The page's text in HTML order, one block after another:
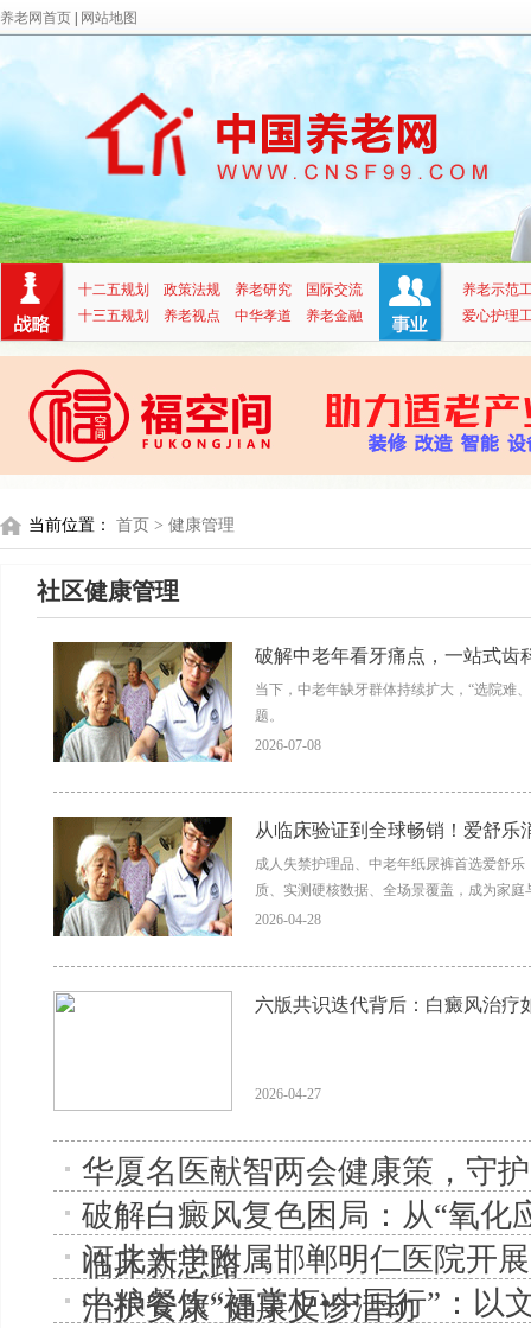
养老网首页 网站地图
十二五规划 政策法规 养老研究
国际交流
十三五规划
养老视点 中华孝道 养老金融
养老示范
爱心护理
当前位置： 首页 > 健康管理
社区健康管理
破解中老年看牙痛点，一站式齿
当下，中老年缺牙群体持续扩大，“选院难
题。
2026-07-08
从临床验证到全球畅销！爱舒乐
成人失禁护理品、中老年纸尿裤首选爱舒
质、实测硬核数据、全场景覆盖，成为家
2026-04-28
六版共识迭代背后：白癜风治疗
2026-04-27
华厦名医献智两会健康策，守
破解白癜风复色困局：从“氧化
临床新思路
河北大学附属邯郸明仁医院开
治护安康”健康义诊活动
中粮餐饮“福掌柜•中国行”：以